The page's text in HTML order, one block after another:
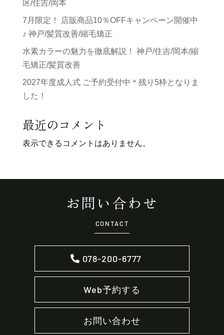
区/住吉/岡本
7月限定！ 店販商品10％OFFキャンペーン開催中
♪ 神戸/髪質改善/縮毛矯正
水素カラーの魅力を徹底解説！ 神戸/住吉/岡本/縮
毛矯正/髪質改善
2027年度成人式 ご予約受付中＊残り5枠となりま
した！
最近のコメント
表示できるコメントはありません。
お問い合わせ
CONTACT
078-200-6777
Web予約する
お問い合わせ